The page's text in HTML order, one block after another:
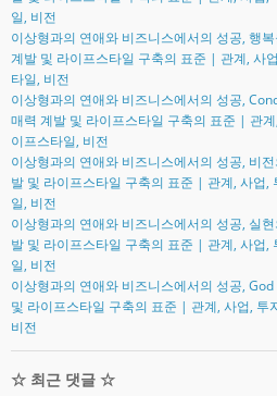
일, 비전
이상형과의 연애와 비즈니스에서의 성공, 행
계발 및 라이프스타일 구축의 표준 | 관계, 사
타일, 비전
이상형과의 연애와 비즈니스에서의 성공,
매력 계발 및 라이프스타일 구축의 표준 | 관
이프스타일, 비전
이상형과의 연애와 비즈니스에서의 성공, 비
발 및 라이프스타일 구축의 표준 | 관계, 사업,
일, 비전
이상형과의 연애와 비즈니스에서의 성공, 실
발 및 라이프스타일 구축의 표준 | 관계, 사업,
일, 비전
이상형과의 연애와 비즈니스에서의 성공,
및 라이프스타일 구축의 표준 | 관계, 사업, 투
비전
☆ 최근 댓글 ☆